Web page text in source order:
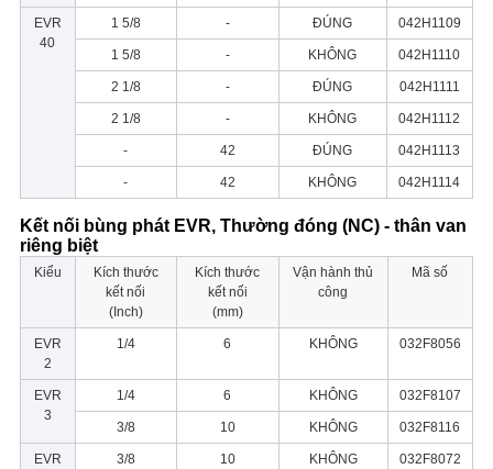
EVR
40
1 5/8 - ĐÚNG 042H1109
1 5/8 - KHÔNG 042H1110
2 1/8 - ĐÚNG 042H1111
2 1/8 - KHÔNG 042H1112
- 42 ĐÚNG 042H1113
- 42 KHÔNG 042H1114
Kết nối bùng phát EVR, Thường đóng (NC) - thân van
riêng biệt
Kiểu
Kích thước
kết nối
(Inch)
Kích thước
kết nối
(mm)
Vận hành thủ
công
Mã số
EVR
2
1/4 6 KHÔNG 032F8056
EVR
3
1/4 6 KHÔNG 032F8107
3/8 10 KHÔNG 032F8116
EVR
3/8 10 KHÔNG 032F8072